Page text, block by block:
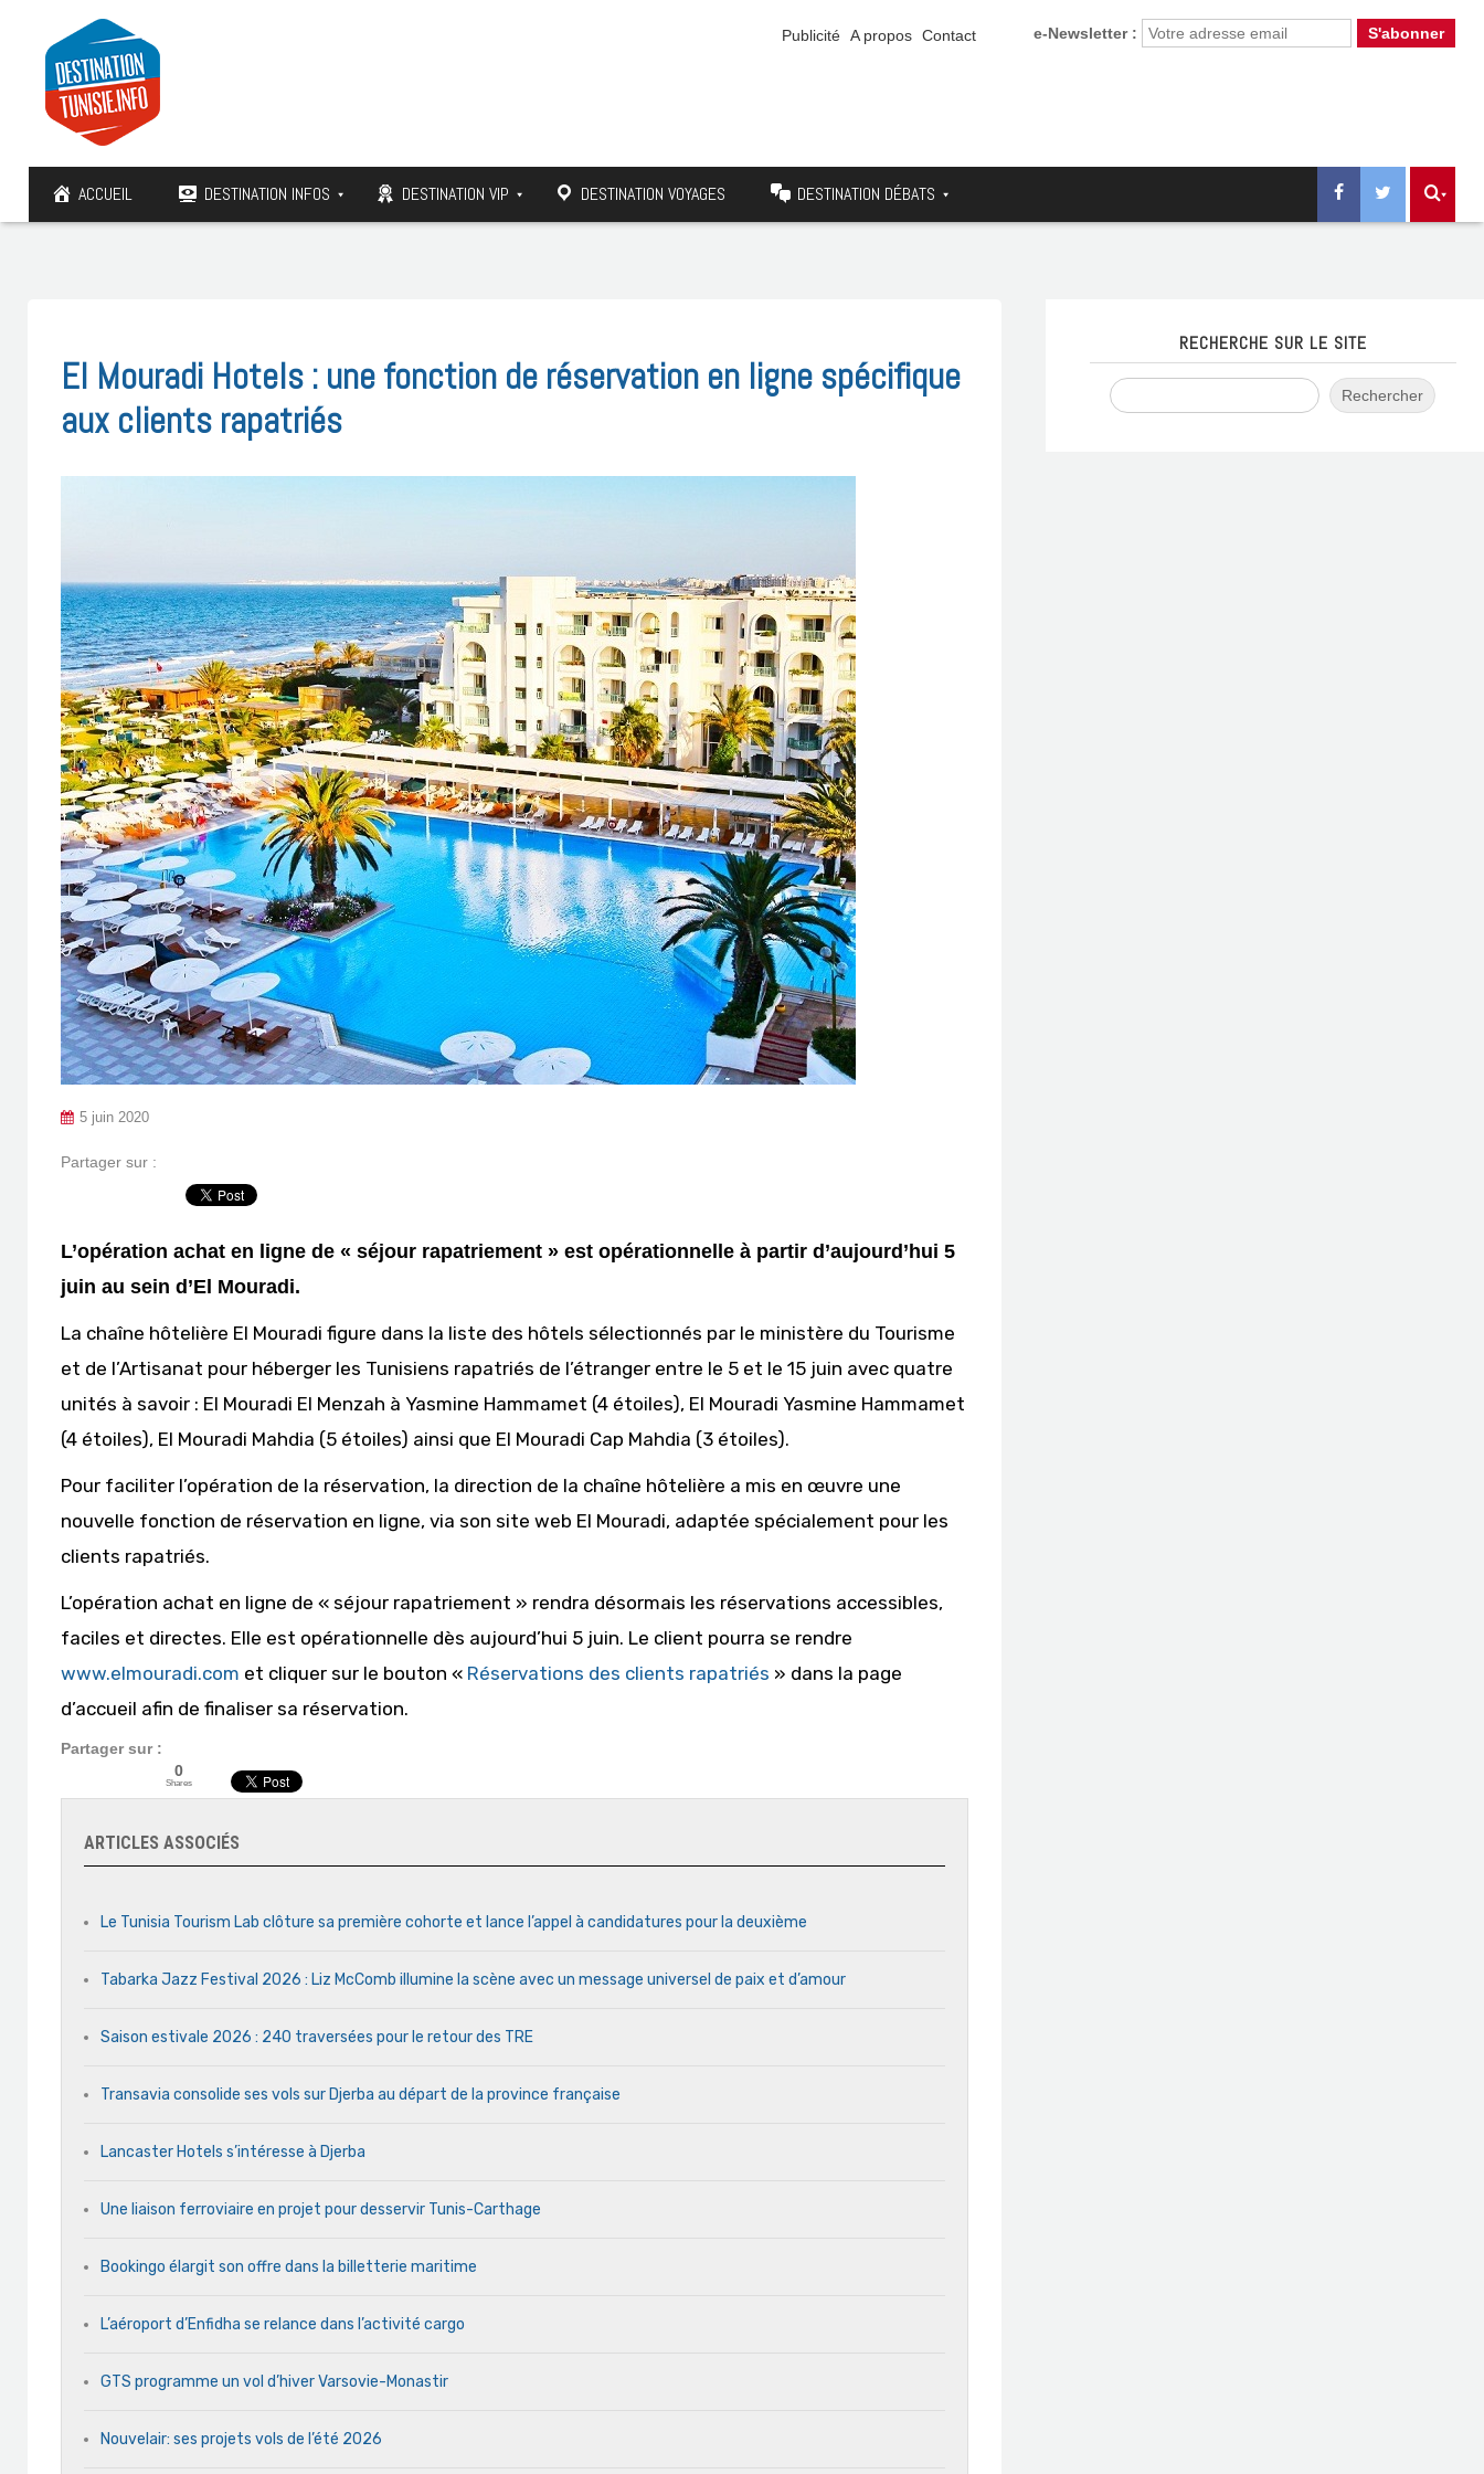
e-Newsletter :
Publicité A propos Contact
ACCUEIL DESTINATION INFOS DESTINATION VIP DESTINATION VOYAGES DESTINATION DÉBATS
El Mouradi Hotels : une fonction de réservation en ligne spécifique
aux clients rapatriés
5 juin 2020
Partager sur :
L’opération achat en ligne de « séjour rapatriement » est opérationnelle à partir d’aujourd’hui 5
juin au sein d’El Mouradi.
La chaîne hôtelière El Mouradi figure dans la liste des hôtels sélectionnés par le ministère du Tourisme
et de l’Artisanat pour héberger les Tunisiens rapatriés de l’étranger entre le 5 et le 15 juin avec quatre
unités à savoir : El Mouradi El Menzah à Yasmine Hammamet (4 étoiles), El Mouradi Yasmine Hammamet
(4 étoiles), El Mouradi Mahdia (5 étoiles) ainsi que El Mouradi Cap Mahdia (3 étoiles).
Pour faciliter l’opération de la réservation, la direction de la chaîne hôtelière a mis en œuvre une
nouvelle fonction de réservation en ligne, via son site web El Mouradi, adaptée spécialement pour les
clients rapatriés.
L’opération achat en ligne de « séjour rapatriement » rendra désormais les réservations accessibles,
faciles et directes. Elle est opérationnelle dès aujourd’hui 5 juin. Le client pourra se rendre
www.elmouradi.com et cliquer sur le bouton « Réservations des clients rapatriés » dans la page
d’accueil afin de finaliser sa réservation.
Partager sur :
0
Shares
ARTICLES ASSOCIÉS
Le Tunisia Tourism Lab clôture sa première cohorte et lance l’appel à candidatures pour la deuxième
Tabarka Jazz Festival 2026 : Liz McComb illumine la scène avec un message universel de paix et d’amour
Saison estivale 2026 : 240 traversées pour le retour des TRE
Transavia consolide ses vols sur Djerba au départ de la province française
Lancaster Hotels s’intéresse à Djerba
Une liaison ferroviaire en projet pour desservir Tunis-Carthage
Bookingo élargit son offre dans la billetterie maritime
L’aéroport d’Enfidha se relance dans l’activité cargo
GTS programme un vol d’hiver Varsovie-Monastir
Nouvelair: ses projets vols de l’été 2026
RECHERCHE SUR LE SITE